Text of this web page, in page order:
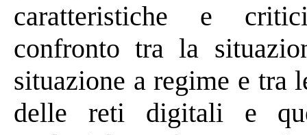
caratteristiche e
confronto tra la
situazione a regime e tra
delle reti digitali e